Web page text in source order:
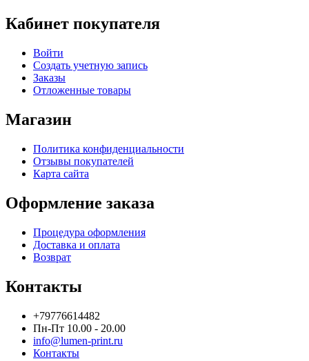
Кабинет покупателя
Войти
Создать учетную запись
Заказы
Отложенные товары
Магазин
Политика конфиденциальности
Отзывы покупателей
Карта сайта
Оформление заказа
Процедура оформления
Доставка и оплата
Возврат
Контакты
+79776614482
Пн-Пт 10.00 - 20.00
info@lumen-print.ru
Контакты